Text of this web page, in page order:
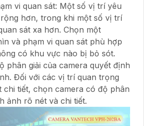
vi quan sát: Một số vị trí yêu
hơn, trong khi một số vị trí
sát xa hơn. Chọn một
và phạm vi quan sát phù hợp
có khu vực nào bị bỏ sót.
phân giải của camera quyết định
Đối với các vị trí quan trọng
chi tiết, chọn camera có độ phân
ảnh rõ nét và chi tiết.